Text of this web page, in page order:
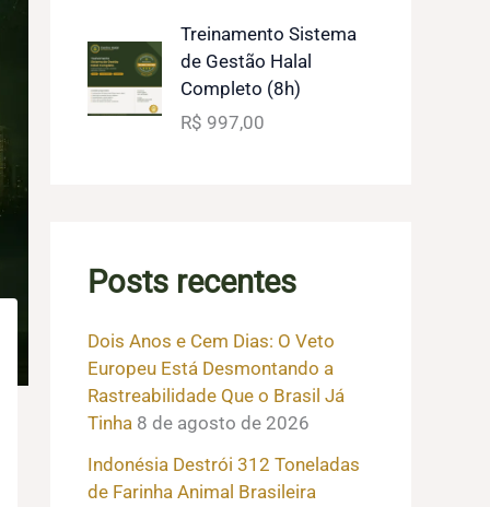
Treinamento Sistema
de Gestão Halal
Completo (8h)
R$ 997,00
Posts recentes
Dois Anos e Cem Dias: O Veto
Europeu Está Desmontando a
Rastreabilidade Que o Brasil Já
Tinha 8 de agosto de 2026
Indonésia Destrói 312 Toneladas
de Farinha Animal Brasileira